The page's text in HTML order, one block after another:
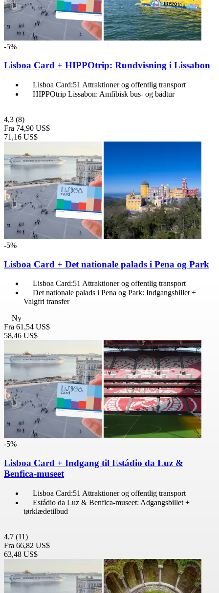
-5%
Lisboa Card + HIPPOtrip: Rundvisning i Lissabon
Lisboa Card:51 Attraktioner og offentlig transport
HIPPOtrip Lissabon: Amfibisk bus- og bådtur
4,3 (8)
Fra 74,90 US$
71,16 US$
-5%
Lisboa Card + Det nationale palads i Pena og Park
Lisboa Card:51 Attraktioner og offentlig transport
Det nationale palads i Pena og Park: Indgangsbillet +
Valgfri transfer
Ny
Fra 61,54 US$
58,46 US$
-5%
Lisboa Card + Indgang til Estádio da Luz &
Benfica-museet
Lisboa Card:51 Attraktioner og offentlig transport
Estádio da Luz & Benfica-museet: Adgangsbillet +
tørklædetilbud
4,7 (11)
Fra 66,82 US$
63,48 US$